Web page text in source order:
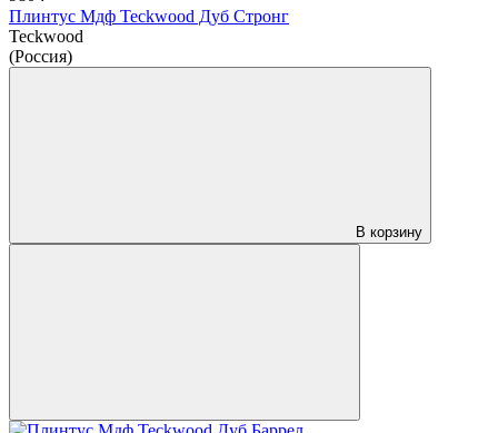
Плинтус Мдф Teckwood Дуб Стронг
Teckwood
(Россия)
В корзину